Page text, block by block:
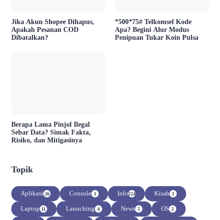
Jika Akun Shopee Dihapus,
Apakah Pesanan COD
Dibatalkan?
*500*75# Telkomsel Kode
Apa? Begini Alur Modus
Penipuan Tukar Koin Pulsa
Berapa Lama Pinjol Ilegal
Sebar Data? Simak Fakta,
Risiko, dan Mitigasinya
Topik
Aplikasi 26 Console 1 Info224 Kisah 1
Laptop 11 Launching 4 News 5 OS 2